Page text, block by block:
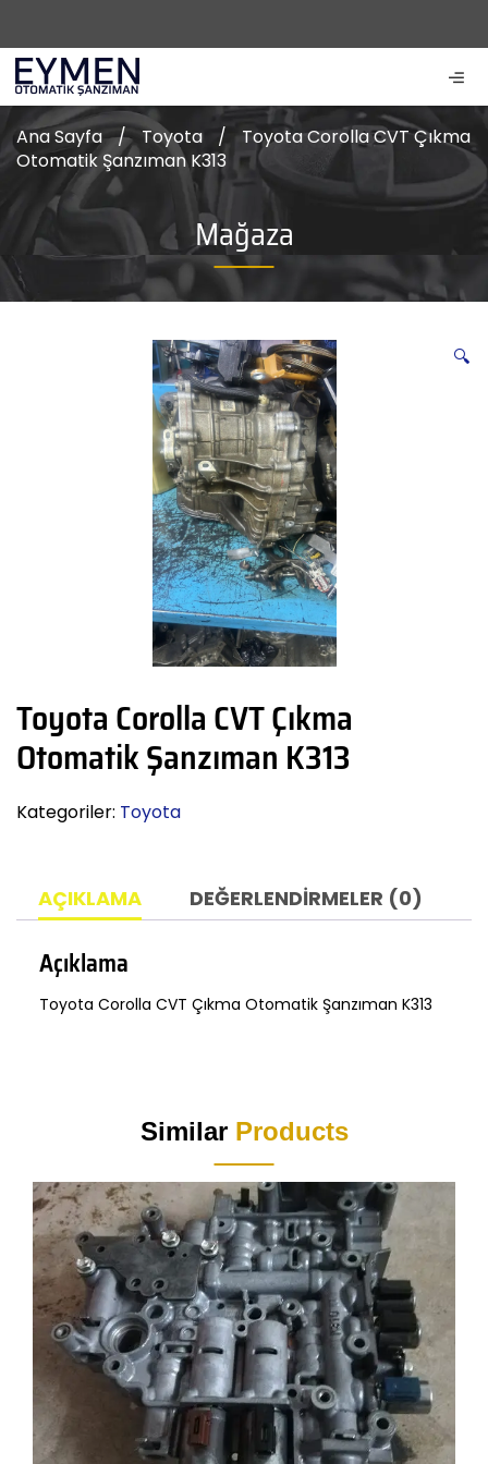
Ana Sayfa / Toyota /
Toyota Corolla CVT Çıkma
Otomatik Şanzıman K313
Mağaza
🔍
Toyota Corolla CVT Çıkma
Otomatik Şanzıman K313
Kategoriler: Toyota
AÇIKLAMA DEĞERLENDIRMELER (0)
Açıklama
Toyota Corolla CVT Çıkma Otomatik Şanzıman K313
Similar Products